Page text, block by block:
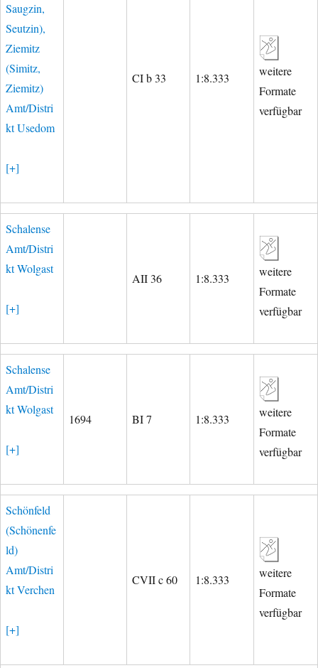
Saugzin,
Seutzin),
Ziemitz
(Simitz,
Ziemitz)
Amt/Distri
kt Usedom
[+]
CI b 33 1:8.333
weitere
Formate
verfügbar
Schalense
Amt/Distri
kt Wolgast
[+]
AII 36 1:8.333
weitere
Formate
verfügbar
Schalense
Amt/Distri
kt Wolgast
[+]
1694 BI 7 1:8.333
weitere
Formate
verfügbar
Schönfeld
(Schönenfe
ld)
Amt/Distri
kt Verchen
[+]
CVII c 60 1:8.333
weitere
Formate
verfügbar